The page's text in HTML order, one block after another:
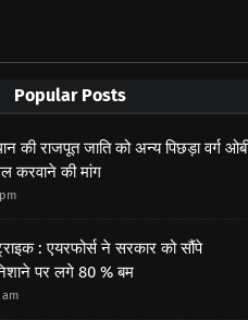
Popular Posts
की राजपूत जाति को अन्य पिछड़ा वर्ग
करवाने की मांग
: एयरफोर्स ने सरकार को सौंपे
पर लगे 80 % बम